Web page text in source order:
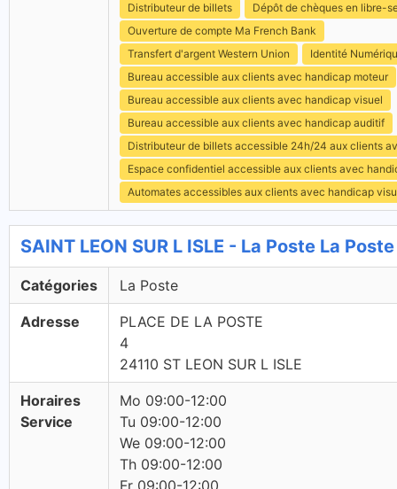
Distributeur de billets
Dépôt de chèques en libre-
Ouverture de compte Ma French Bank
Transfert d'argent Western Union
Identité
Bureau accessible aux clients avec handicap moteur
Bureau accessible aux clients avec handicap visuel
Bureau accessible aux clients avec handicap auditif
Distributeur de billets accessible 24h/24 aux clients
Espace confidentiel accessible aux clients avec
Automates accessibles aux clients avec handicap
SAINT LEON SUR L ISLE - La Poste La Poste
Catégories La Poste
Adresse
PLACE DE LA POSTE
4
24110 ST LEON SUR L ISLE
Horaires
Service
Mo 09:00-12:00
Tu 09:00-12:00
We 09:00-12:00
Th 09:00-12:00
Fr 09:00-12:00